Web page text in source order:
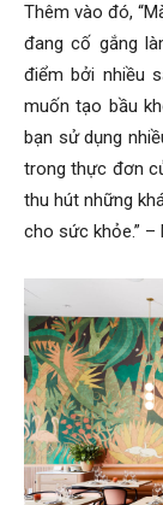
Thêm vào đó,
đang cố gắng
điểm bởi nhiều
muốn tạo bầu
bạn sử dụng
trong thực đơn
thu hút những
cho sức khỏe.” –